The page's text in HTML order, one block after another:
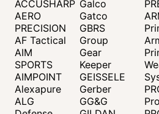
ACCUSHARP
AERO
PRECISION
AF Tactical
AIM
SPORTS
AIMPOINT
Alexapure
ALG
Galco
Gatco
GBRS
Group
Gear
Keeper
GEISSELE
Gerber
GG&G